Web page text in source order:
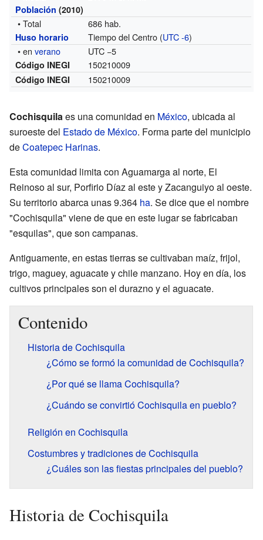
Población (2010)
• Total 686 hab.
Huso horario Tiempo del Centro (UTC -6)
• enverano UTC −5
Código INEGI 150210009
Código INEGI 150210009
Cochisquilaes una comunidad en México, ubicada al
suroeste del Estado de México. Forma parte del municipio
deCoatepec Harinas.
Esta comunidad limita con Aguamarga al norte, El
Reinoso al sur, Porfirio Díaz al este y Zacanguiyo al oeste.
Su territorio abarca unas 9.364 ha. Se dice que el nombre
"Cochisquila" viene de que en este lugar se fabricaban
"esquilas", que son campanas.
Antiguamente, en estas tierras se cultivaban maíz, frijol,
trigo, maguey, aguacate y chile manzano. Hoy en día, los
cultivos principales son el durazno y el aguacate.
Contenido
Historia de Cochisquila
¿Cómo se formó la comunidad de Cochisquila?
¿Por qué se llama Cochisquila?
¿Cuándo se convirtió Cochisquila en pueblo?
Religión en Cochisquila
Costumbres y tradiciones de Cochisquila
¿Cuáles son las fiestas principales del pueblo?
Historia de Cochisquila